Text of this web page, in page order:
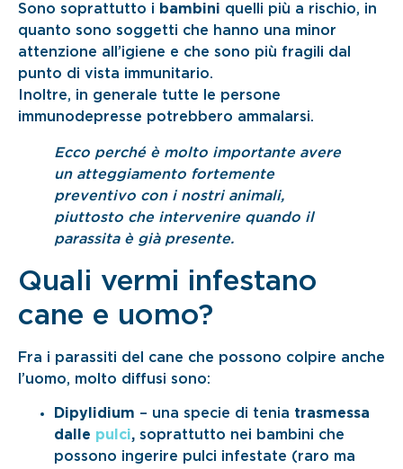
Sono soprattutto i bambini quelli più a rischio, in
quanto sono soggetti che hanno una minor
attenzione all’igiene e che sono più fragili dal
punto di vista immunitario.
Inoltre, in generale tutte le persone
immunodepresse potrebbero ammalarsi.
Ecco perché è molto importante avere
un atteggiamento fortemente
preventivo con i nostri animali,
piuttosto che intervenire quando il
parassita è già presente.
Quali vermi infestano
cane e uomo?
Fra i parassiti del cane che possono colpire anche
l’uomo, molto diffusi sono:
Dipylidium – una specie di tenia trasmessa
dalle pulci, soprattutto nei bambini che
possono ingerire pulci infestate (raro ma